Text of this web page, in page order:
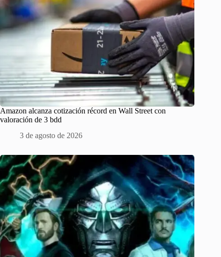
Amazon alcanza cotización récord en Wall Street con
valoración de 3 bdd
3 de agosto de 2026